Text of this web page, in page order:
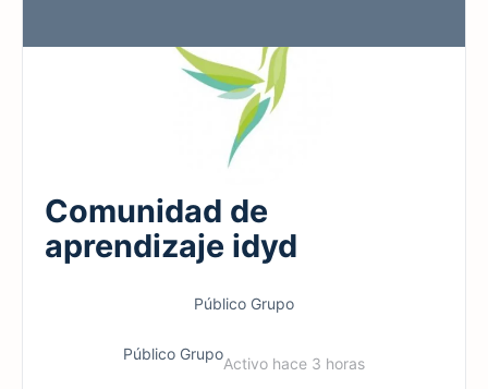
Comunidad de
aprendizaje idyd
Público Grupo
Público GrupoActivo hace 3 horas